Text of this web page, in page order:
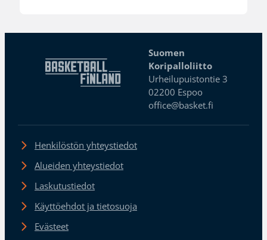
Suomen
Koripalloliitto
Urheilupuistontie 3
02200 Espoo
office@basket.fi
Henkilöstön yhteystiedot
Alueiden yhteystiedot
Laskutustiedot
Käyttöehdot ja tietosuoja
Evästeet